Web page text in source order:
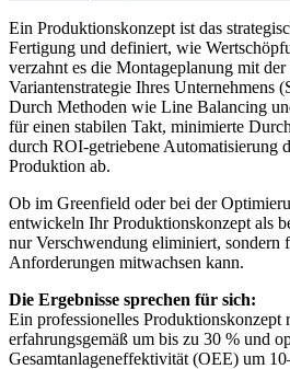
Ein Produktionskonzept ist das
Fertigung und definiert, wie
verzahnt es die Montageplanung mit
Variantenstrategie Ihres Unternehmens
Durch Methoden wie Line Balancing
für einen stabilen Takt, minimierte
durch ROI-getriebene Automatisierung
Produktion ab.
Ob im Greenfield oder bei der
entwickeln Ihr Produktionskonzept als
nur Verschwendung eliminiert, sondern
Anforderungen mitwachsen kann.
Die Ergebnisse sprechen für sich:
Ein professionelles Produktionskonzept
erfahrungsgemäß um bis zu 30 % und
Gesamtanlageneffektivität (OEE) um